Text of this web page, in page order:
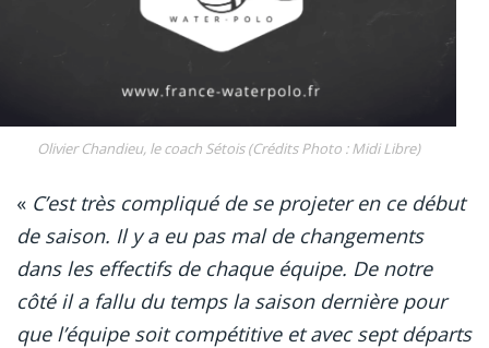
Olivier Chandieu, le coach Sétois (Crédits Photo : Midi Libre)
« C’est très compliqué de se projeter en ce début
de saison. Il y a eu pas mal de changements
dans les effectifs de chaque équipe. De notre
côté il a fallu du temps la saison dernière pour
que l’équipe soit compétitive et avec sept départs